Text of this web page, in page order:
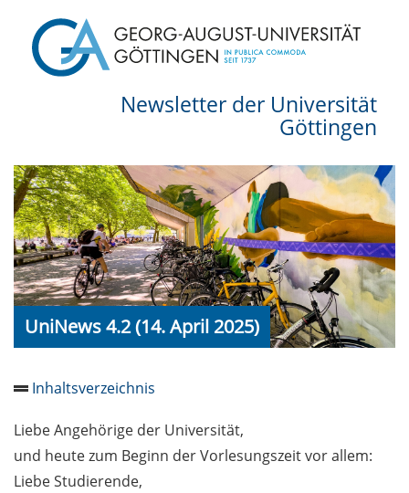
Newsletter der Universität
Göttingen
UniNews 4.2 (14. April 2025)
Inhaltsverzeichnis
Allgemein /
General 4.2
Liebe Angehörige der Universität,
und heute zum Beginn der Vorlesungszeit vor allem:
Liebe Studierende,